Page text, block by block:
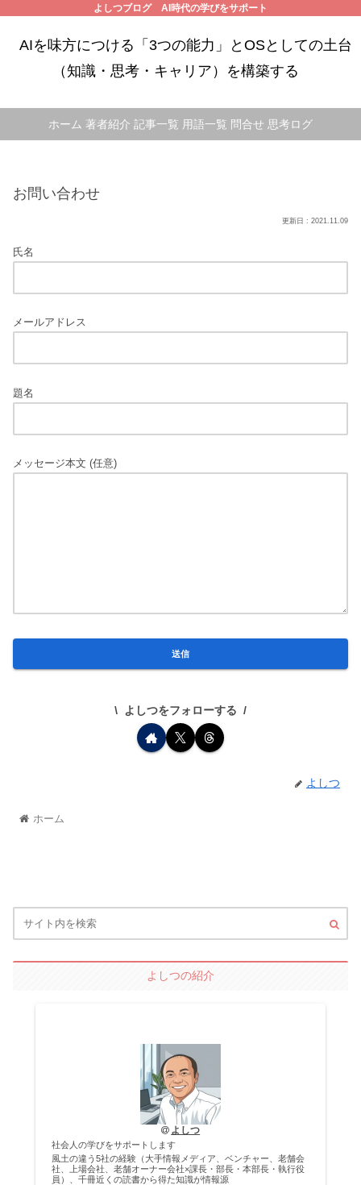
よしつブログ AI時代の学びをサポート
AIを味方につける「3つの能力」とOSとしての土台
（知識・思考・キャリア）を構築する
ホーム 著者紹介 記事一覧 用語一覧 問合せ 思考ログ
お問い合わせ
2021.11.09
氏名
メールアドレス
題名
メッセージ本文 (任意)
よしつをフォローする
よしつ
ホーム
よしつの紹介
よしつ
社会人の学びをサポートします
風土の違う5社の経験（大手情報メディア、ベンチャー、老舗会
社、上場会社、老舗オーナー会社×課長・部長・本部長・執行役
員）、千冊近くの読書から得た知識が情報源